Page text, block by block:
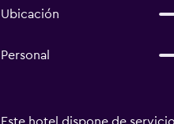
Ubicación
Personal